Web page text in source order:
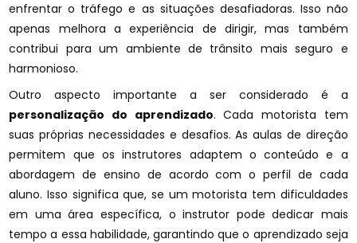
enfrentar o tráfego e as situações desafiadoras. Isso não
apenas melhora a experiência de dirigir, mas também
contribui para um ambiente de trânsito mais seguro e
harmonioso.
Outro aspecto importante a ser considerado é a
personalização do aprendizado. Cada motorista tem
suas próprias necessidades e desafios. As aulas de direção
permitem que os instrutores adaptem o conteúdo e a
abordagem de ensino de acordo com o perfil de cada
aluno. Isso significa que, se um motorista tem dificuldades
em uma área específica, o instrutor pode dedicar mais
tempo a essa habilidade, garantindo que o aprendizado seja